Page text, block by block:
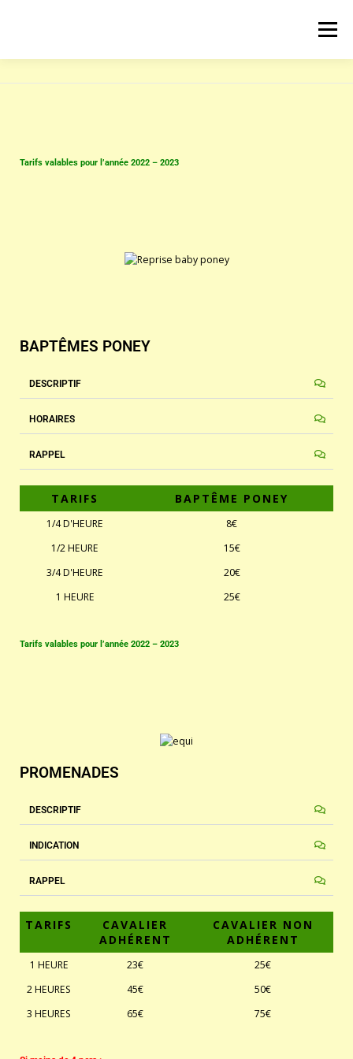
Menu
Tarifs valables pour l’année 2022 – 2023
BAPTÊMES PONEY
DESCRIPTIF
HORAIRES
RAPPEL
TARIFS BAPTÊME PONEY
1/4 D'HEURE
8€
1/2 HEURE
15€
3/4 D'HEURE
20€
1 HEURE
25€
Tarifs valables pour l’année 2022 – 2023
PROMENADES
DESCRIPTIF
INDICATION
RAPPEL
TARIFS
CAVALIER
ADHÉRENT
CAVALIER NON
ADHÉRENT
1 HEURE 23€
25€
2 HEURES
45€
50€
3 HEURES
65€ 75€